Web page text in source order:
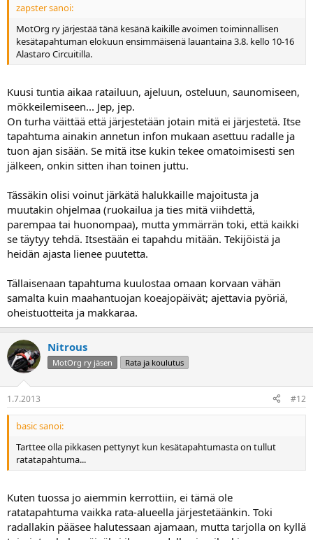
zapster sanoi:
MotOrg ry järjestää tänä kesänä kaikille avoimen toiminnallisen
kesätapahtuman elokuun ensimmäisenä lauantaina 3.8. kello 10-16
Alastaro Circuitilla.
Kuusi tuntia aikaa ratailuun, ajeluun, osteluun, saunomiseen,
mökkeilemiseen... Jep, jep.
On turha väittää että järjestetään jotain mitä ei järjestetä. Itse
tapahtuma ainakin annetun infon mukaan asettuu radalle ja
tuon ajan sisään. Se mitä itse kukin tekee omatoimisesti sen
jälkeen, onkin sitten ihan toinen juttu.
Tässäkin olisi voinut järkätä halukkaille majoitusta ja
muutakin ohjelmaa (ruokailua ja ties mitä viihdettä,
parempaa tai huonompaa), mutta ymmärrän toki, että kaikki
se täytyy tehdä. Itsestään ei tapahdu mitään. Tekijöistä ja
heidän ajasta lienee puutetta.
Tällaisenaan tapahtuma kuulostaa omaan korvaan vähän
samalta kuin maahantuojan koeajopäivät; ajettavia pyöriä,
oheistuotteita ja makkaraa.
Nitrous
MotOrg ry jäsen Rata ja koulutus
1.7.2013 #12
basic sanoi:
Tarttee olla pikkasen pettynyt kun kesätapahtumasta on tullut
ratatapahtuma...
Kuten tuossa jo aiemmin kerrottiin, ei tämä ole
ratatapahtuma vaikka rata-alueella järjestetäänkin. Toki
radallakin pääsee halutessaan ajamaan, mutta tarjolla on kyllä